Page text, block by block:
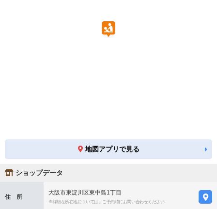
地図アプリで見る
ショップデータ
住 所
大阪市東淀川区東中島1丁目
※詳細な所在地については、ご予約時にお問い合わせください